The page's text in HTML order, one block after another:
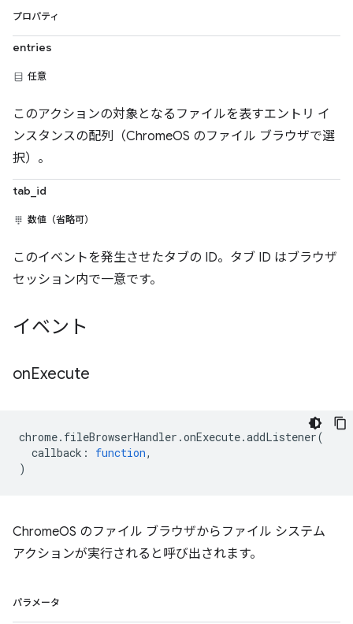
プロパティ
entries
任意
このアクションの対象となるファイルを表すエントリ イ
ンスタンスの配列（ChromeOS のファイル ブラウザで選
択）。
tab_id
数値（省略可）
このイベントを発生させたタブの ID。タブ ID はブラウザ
セッション内で一意です。
イベント
onExecute
chrome. fileBrowserHandler .onExecute.addListener(
callback : function,
)
ChromeOS のファイル ブラウザからファイル システム
アクションが実行されると呼び出されます。
パラメータ